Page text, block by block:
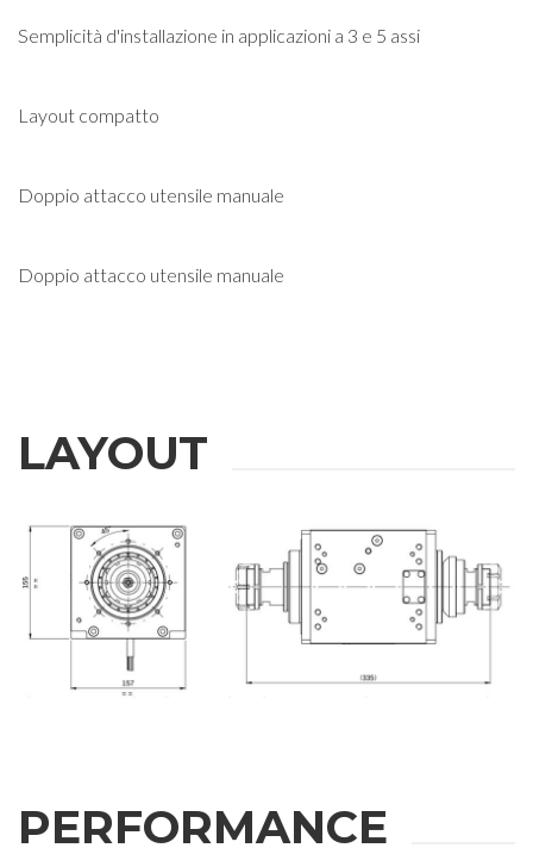
Semplicità d'installazione in applicazioni a 3 e 5 assi
Layout compatto
Doppio attacco utensile manuale
Doppio attacco utensile manuale
LAYOUT
PERFORMANCE